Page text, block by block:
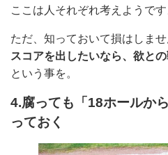
ここは人それぞれ考えようです
ただ、知っておいて損はしませ
スコアを出したいなら、欲と
という事を。
4.腐っても「18ホールか
っておく